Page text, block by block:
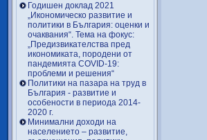
Годишен доклад 2021
„Икономическо развитие и
политики в България: оценки и
очаквания“. Тема на фокус:
„Предизвикателства пред
икономиката, породени от
пандемията COVID-19:
проблеми и решения“
Политики на пазара на труд в
България - развитие и
особености в периода 2014-
2020 г.
Минимални доходи на
населението – развитие,